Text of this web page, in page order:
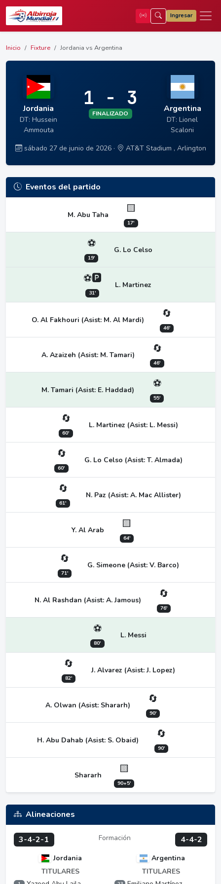
Ingresar
Inicio Fixture Jordania vs Argentina
Jordania
DT: Hussein
Ammouta
1 - 3
FINALIZADO Argentina
DT: Lionel
Scaloni
sábado 27 de junio de 2026 ·
AT&T Stadium , Arlington
Eventos del partido
M. Abu Taha 🟨
17'
⚽
19'
G. Lo Celso
⚽🅿
31'
L. Martinez
O. Al Fakhouri (Asist: M. Al Mardi) 🔄
46'
A. Azaizeh (Asist: M. Tamari) 🔄
46'
M. Tamari (Asist: E. Haddad) ⚽
55'
🔄
60'
L. Martinez (Asist: L. Messi)
🔄
60'
G. Lo Celso (Asist: T. Almada)
🔄
61'
N. Paz (Asist: A. Mac Allister)
Y. Al Arab 🟨
64'
🔄
71'
G. Simeone (Asist: V. Barco)
N. Al Rashdan (Asist: A. Jamous) 🔄
76'
⚽
80'
L. Messi
🔄
82'
J. Alvarez (Asist: J. Lopez)
A. Olwan (Asist: Shararh) 🔄
90'
H. Abu Dahab (Asist: S. Obaid) 🔄
90'
Shararh 🟨
90+5'
Alineaciones
3-4-2-1 Formación 4-4-2
Jordania
TITULARES
Argentina
TITULARES